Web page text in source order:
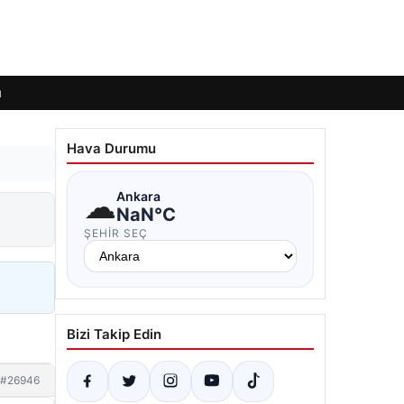
#26946
Hava Durumu
☁Ankara
NaN°C
ŞEHIR SEÇ
Bizi Takip Edin